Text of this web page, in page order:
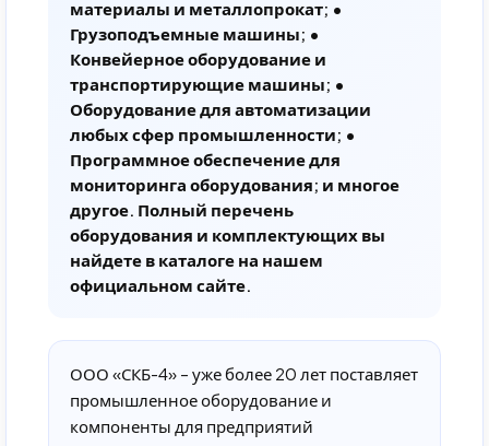
ООО «СКБ-4» – уже более 20 лет поставляет
промышленное оборудование и
компоненты для предприятий
материалы и металлопрокат; •
Грузоподъемные машины; •
Конвейерное оборудование и
транспортирующие машины; •
Оборудование для автоматизации
любых сфер промышленности; •
Программное обеспечение для
мониторинга оборудования; и многое
другое. Полный перечень
оборудования и комплектующих вы
найдете в каталоге на нашем
официальном сайте.